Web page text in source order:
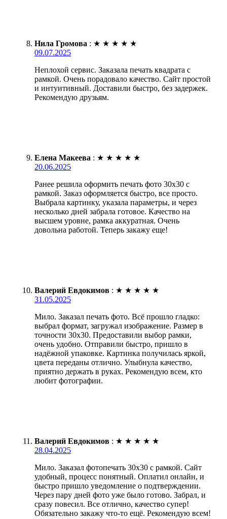
Нила Громова : ★ ★ ★ ★ ★
09.07.2025
Неплохой сервис. Заказала печать квадрата с
рамкой. Очень порадовало качество. Сайт простой
и интуитивный. Доставили быстро, без задержек.
Рекомендую друзьям.
Елена Макеева : ★ ★ ★ ★ ★
20.06.2025
Ранее решила оформить печать фото 30х30 с
рамкой. Заказ оформляется быстро, все просто.
Выбрала картинку, указала параметры, и через
несколько дней забрала готовое. Качество на
высшем уровне, рамка аккуратная. Очень
довольна работой. Теперь закажу еще!
Валерий Евдокимов : ★ ★ ★ ★ ★
31.05.2025
Мило. Заказал печать фото. Всё прошло гладко:
выбрал формат, загружал изображение. Размер в
точности 30х30. Предоставили выбор рамки,
очень удобно. Отправили быстро, пришло в
надёжной упаковке. Картинка получилась яркой,
цвета переданы отлично. Улыбнула качество,
приятно держать в руках. Рекомендую всем, кто
любит фотографии.
Валерий Евдокимов : ★ ★ ★ ★ ★
28.04.2025
Мило. Заказал фотопечать 30х30 с рамкой. Сайт
удобный, процесс понятный. Оплатил онлайн, и
быстро пришло уведомление о подтверждении.
Через пару дней фото уже было готово. Забрал, и
сразу повесил. Все отлично, качество супер!
Обязательно закажу что-то ещё. Рекомендую всем!